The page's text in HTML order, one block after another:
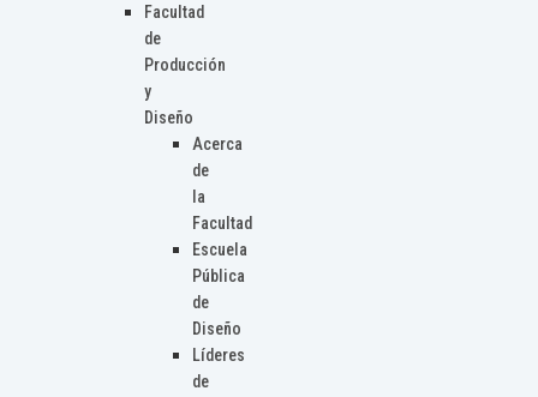
Facultad
de
Producción
y
Diseño
Acerca
de
la
Facultad
Escuela
Pública
de
Diseño
Líderes
de